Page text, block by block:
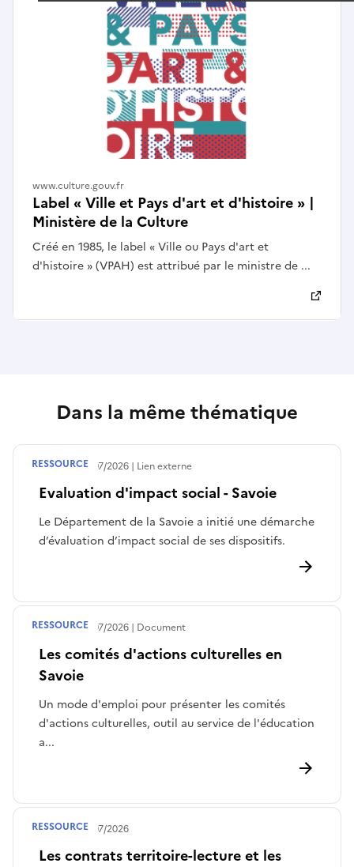
Label « Ville et Pays d'art et d'histoire » |
Ministère de la Culture
Créé en 1985, le label « Ville ou Pays d'art et
d'histoire » (VPAH) est attribué par le ministre de ...
www.culture.gouv.fr
Dans la même thématique
Evaluation d'impact social - Savoie
Le Département de la Savoie a initié une démarche
d’évaluation d’impact social de ses dispositifs.
Publié le30/07/2026 Lien externe
RESSOURCE
Les comités d'actions culturelles en
Savoie
Un mode d'emploi pour présenter les comités
d'actions culturelles, outil au service de l'éducation
a...
Publié le30/07/2026 Document
RESSOURCE
Les contrats territoire-lecture et les
Publié le28/07/2026
RESSOURCE